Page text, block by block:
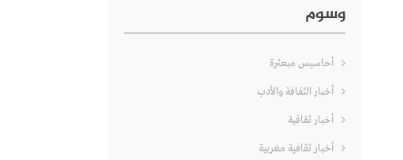
وسوم
أحاسيس مبعثرة
أخبار الثقافة والأدب
أخبار ثقافية
أخبار ثقافية مغربية